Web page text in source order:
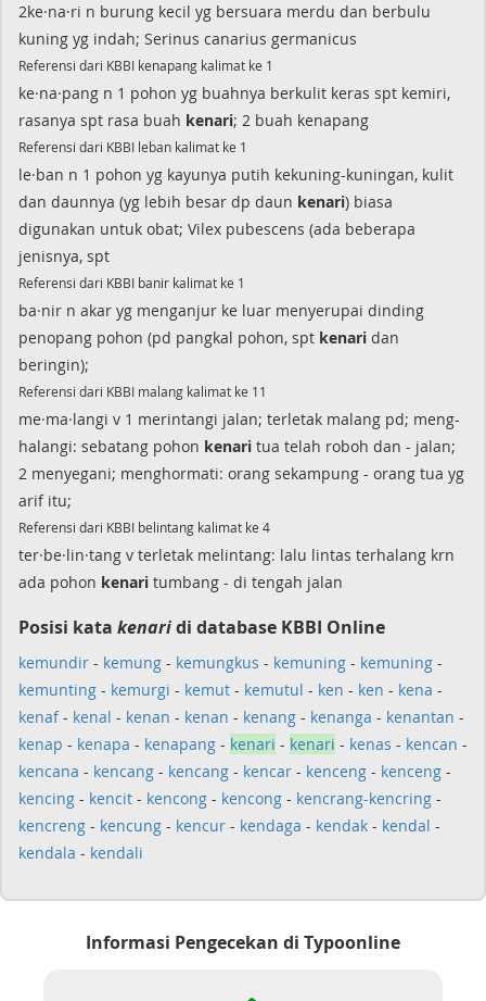
2ke·na·ri n burung kecil yg bersuara merdu dan berbulu
kuning yg indah; Serinus canarius germanicus
Referensi dari KBBI kenapang kalimat ke 1
ke·na·pang n 1 pohon yg buahnya berkulit keras spt kemiri,
rasanya spt rasa buah kenari; 2 buah kenapang
Referensi dari KBBI leban kalimat ke 1
le·ban n 1 pohon yg kayunya putih kekuning-kuningan, kulit
dan daunnya (yg lebih besar dp daun kenari) biasa
digunakan untuk obat; Vilex pubescens (ada beberapa
jenisnya, spt
Referensi dari KBBI banir kalimat ke 1
ba·nir n akar yg menganjur ke luar menyerupai dinding
penopang pohon (pd pangkal pohon, spt kenari dan
beringin);
Referensi dari KBBI malang kalimat ke 11
me·ma·langi v 1 merintangi jalan; terletak malang pd; meng-
halangi: sebatang pohon kenari tua telah roboh dan - jalan;
2 menyegani; menghormati: orang sekampung - orang tua yg
arif itu;
Referensi dari KBBI belintang kalimat ke 4
ter·be·lin·tang v terletak melintang: lalu lintas terhalang krn
ada pohon kenari tumbang - di tengah jalan
Posisi kata kenaridi database KBBI Online
kemundir - kemung - kemungkus - kemuning - kemuning -
kemunting - kemurgi - kemut - kemutul - ken - ken - kena -
kenaf- kenal - kenan - kenan - kenang - kenanga - kenantan -
kenap - kenapa - kenapang - kenari - kenari - kenas - kencan -
kencana - kencang - kencang - kencar - kenceng - kenceng -
kencing - kencit - kencong - kencong - kencrang-kencring -
kencreng - kencung - kencur - kendaga - kendak - kendal -
kendala - kendali
Informasi Pengecekan di Typoonline